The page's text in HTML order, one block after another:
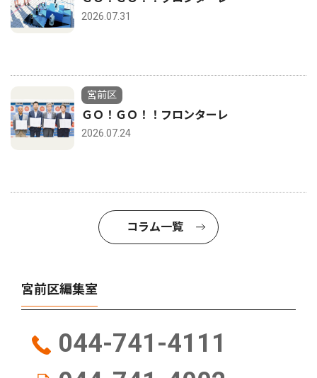
2026.07.31
宮前区
ＧＯ！ＧＯ！！フロンターレ
2026.07.24
コラム一覧
宮前区編集室
044-741-4111